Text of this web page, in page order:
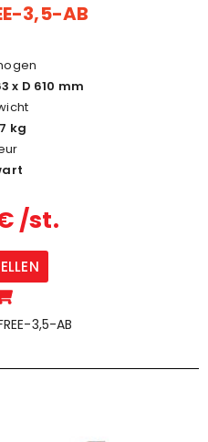
3,5-AB
x D 610 mm
kg
/st.
3,5-AB